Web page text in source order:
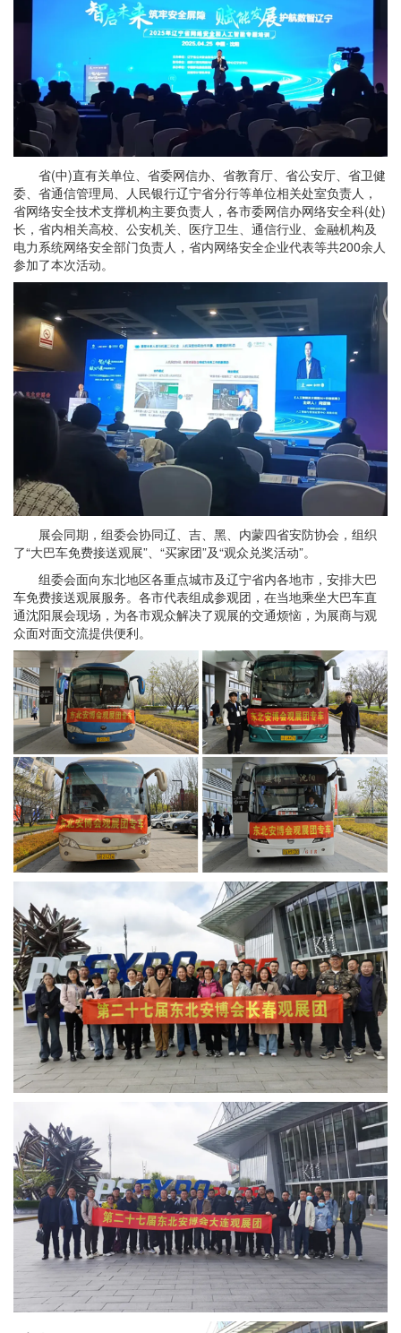
省(中)直有关单位、省委网信办、省教育厅、省公安厅、省卫健
委、省通信管理局、人民银行辽宁省分行等单位相关处室负责人，
省网络安全技术支撑机构主要负责人，各市委网信办网络安全科(处)
长，省内相关高校、公安机关、医疗卫生、通信行业、金融机构及
电力系统网络安全部门负责人，省内网络安全企业代表等共200余人
参加了本次活动。
展会同期，组委会协同辽、吉、黑、内蒙四省安防协会，组织
了“大巴车免费接送观展”、“买家团”及“观众兑奖活动”。
组委会面向东北地区各重点城市及辽宁省内各地市，安排大巴
车免费接送观展服务。各市代表组成参观团，在当地乘坐大巴车直
通沈阳展会现场，为各市观众解决了观展的交通烦恼，为展商与观
众面对面交流提供便利。